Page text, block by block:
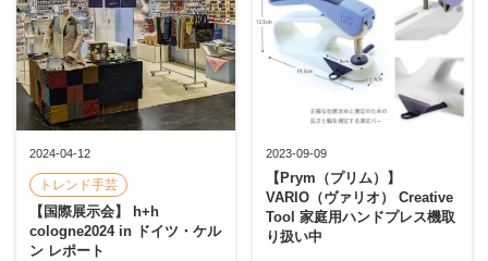
2024-04-12
トレンド手芸
【国際展示会】 h+h
cologne2024 in ドイツ・ケル
ン レポート
2023-09-09
【Prym（プリム）】
VARIO（ヴァリオ） Creative
Tool 家庭用ハンドプレス機取
り扱い中